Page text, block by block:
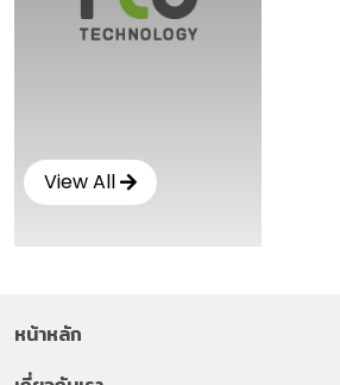
View All
หน้าหลัก